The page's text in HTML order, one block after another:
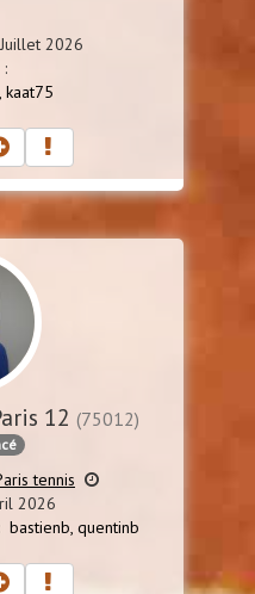
2026
kaat75
12 (75012)
tennis
2026
bastienb, quentinb